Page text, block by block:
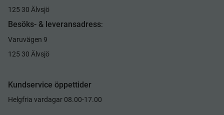
125 30 Älvsjö
Besöks- & leveransadress:
Varuvägen 9
125 30 Älvsjö
Kundservice öppettider
Helgfria vardagar 08.00-17.00